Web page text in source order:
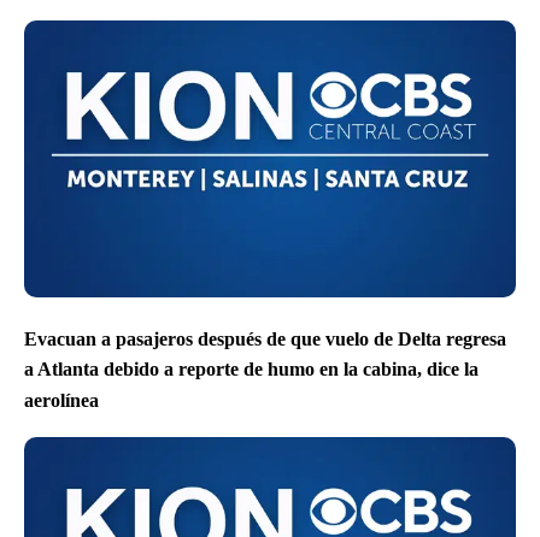
Evacuan a pasajeros después de que vuelo de Delta regresa
a Atlanta debido a reporte de humo en la cabina, dice la
aerolínea